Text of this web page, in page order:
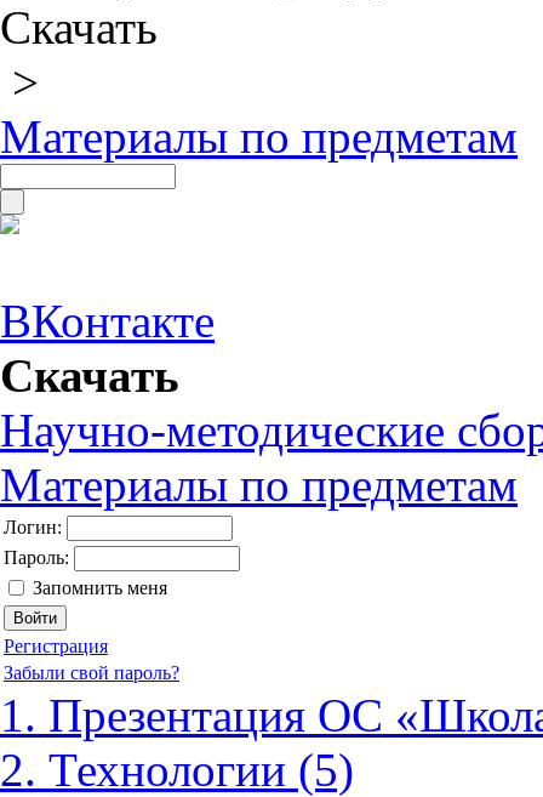
Скачать
>
Материалы по предметам
ВКонтакте
Скачать
Научно-методические
Материалы по предметам
Логин:
Пароль:
Запомнить меня
Регистрация
Забыли свой пароль?
1. Презентация ОС
2. Технологии (5)